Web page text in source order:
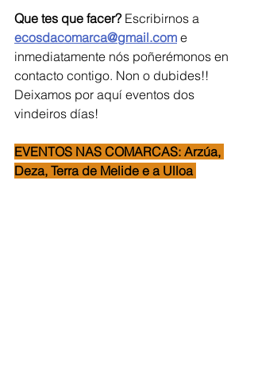
Que tes que facer? Escribirnos a
ecosdacomarca@gmail.com e
inmediatamente nós poñerémonos en
contacto contigo. Non o dubides!!
Deixamos por aquí eventos dos
vindeiros días!
EVENTOS NAS COMARCAS: Arzúa,
Deza, Terra de Melide e a Ulloa